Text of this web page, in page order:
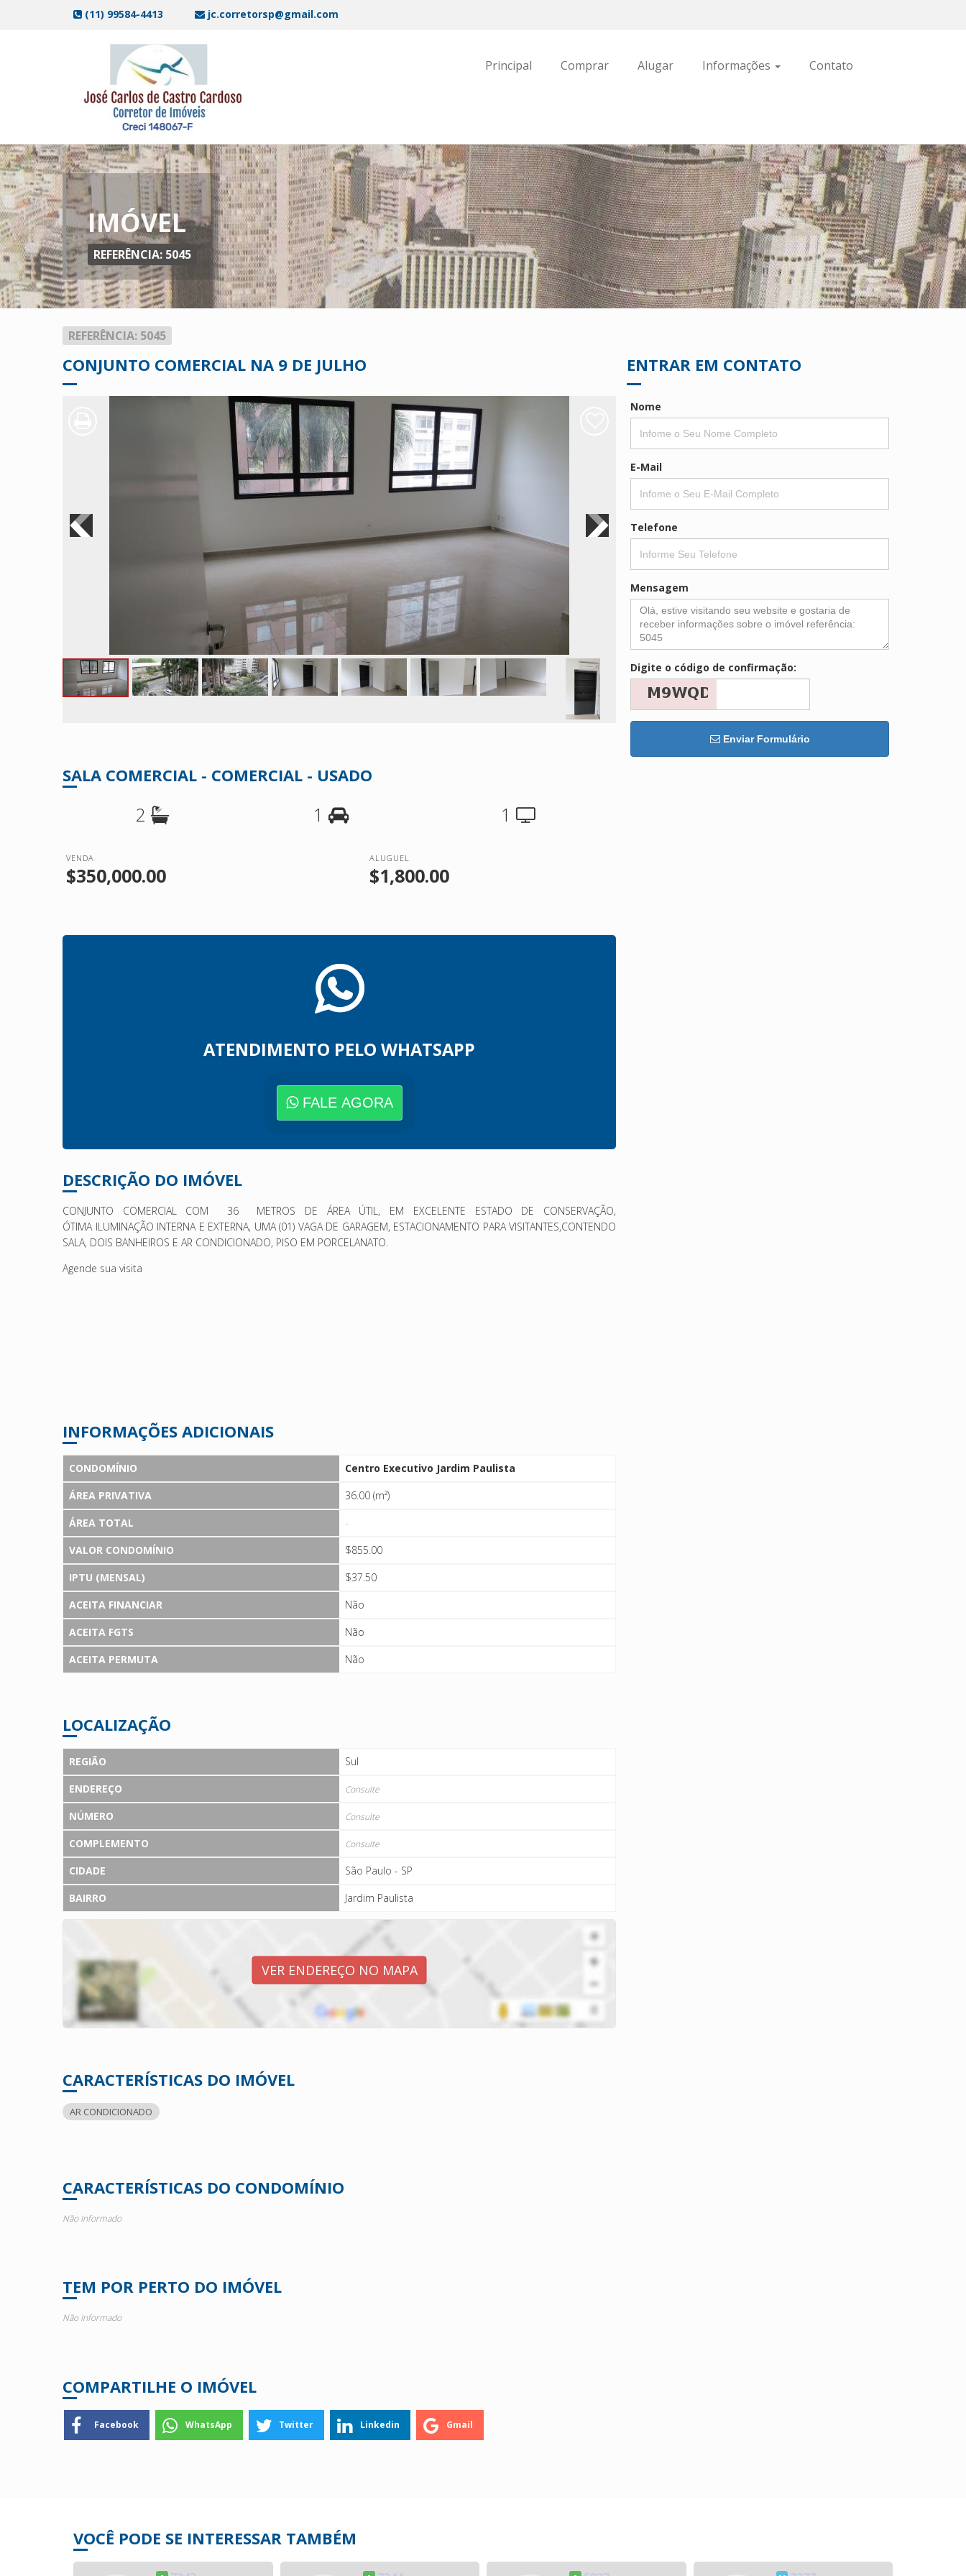
(11) 99584-4413 jc.corretorsp@gmail.com
Principal Comprar Alugar Informações Contato
IMÓVEL
REFERÊNCIA: 5045
REFERÊNCIA: 5045
CONJUNTO COMERCIAL NA 9 DE JULHO
SALA COMERCIAL - COMERCIAL - USADO
2 1 1
VENDA
$350,000.00
ALUGUEL
$1,800.00
ATENDIMENTO PELO WHATSAPP
FALE AGORA
DESCRIÇÃO DO IMÓVEL
CONJUNTO COMERCIAL COM 36 METROS DE ÁREA ÚTIL, EM EXCELENTE ESTADO DE CONSERVAÇÃO,
ÓTIMA ILUMINAÇÃO INTERNA E EXTERNA, UMA (01) VAGA DE GARAGEM, ESTACIONAMENTO PARA VISITANTES,CONTENDO
SALA, DOIS BANHEIROS E AR CONDICIONADO, PISO EM PORCELANATO.
Agende sua visita
INFORMAÇÕES ADICIONAIS
CONDOMÍNIO
Centro Executivo Jardim Paulista
ÁREA PRIVATIVA
36.00 (m²)
ÁREA TOTAL
-
VALOR CONDOMÍNIO
$855.00
IPTU (MENSAL)
$37.50
ACEITA FINANCIAR
Não
ACEITA FGTS
Não
ACEITA PERMUTA
Não
LOCALIZAÇÃO
REGIÃO
Sul
ENDEREÇO
Consulte
NÚMERO Consulte
COMPLEMENTO Consulte
CIDADE
São Paulo - SP
BAIRRO
Jardim Paulista
VER ENDEREÇO NO MAPA
CARACTERÍSTICAS DO IMÓVEL
AR CONDICIONADO
CARACTERÍSTICAS DO CONDOMÍNIO
Não Informado
TEM POR PERTO DO IMÓVEL
Não Informado
COMPARTILHE O IMÓVEL
Facebook WhatsApp Twitter Linkedin Gmail
ENTRAR EM CONTATO
Nome
E-Mail
Telefone
Mensagem
Digite o código de confirmação:
Enviar Formulário
VOCÊ PODE SE INTERESSAR TAMBÉM